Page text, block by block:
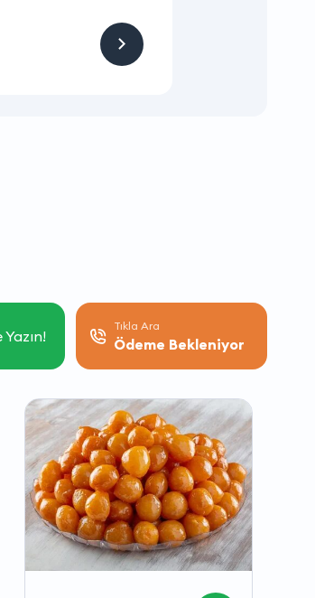
Tıkla Ara
Ödeme Bekleniyor